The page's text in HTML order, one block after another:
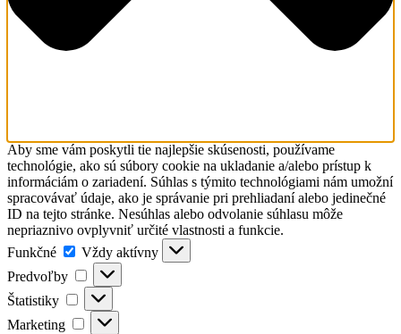
Aby sme vám poskytli tie najlepšie skúsenosti, používame
technológie, ako sú súbory cookie na ukladanie a/alebo prístup k
informáciám o zariadení. Súhlas s týmito technológiami nám umožní
spracovávať údaje, ako je správanie pri prehliadaní alebo jedinečné
ID na tejto stránke. Nesúhlas alebo odvolanie súhlasu môže
nepriaznivo ovplyvniť určité vlastnosti a funkcie.
Funkčné
Funkčné
Vždy aktívny
Predvoľby
Predvoľby
Štatistiky Štatistiky
Marketing Marketing